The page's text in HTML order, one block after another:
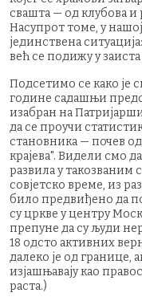
свашта — од клубова
Насупрот томе, у
јединствена
већ се подижу у
Подсетимо се како је
године садашњи
изабран на
да се проучи
становника — почев
крајева". Видели смо
развила у такозваним
совјетско време, из
било предвиђено да
су цркве у центру
препуне да су људи
18 одсто активних
далеко је од границе,
изјашњавају као
раста.)